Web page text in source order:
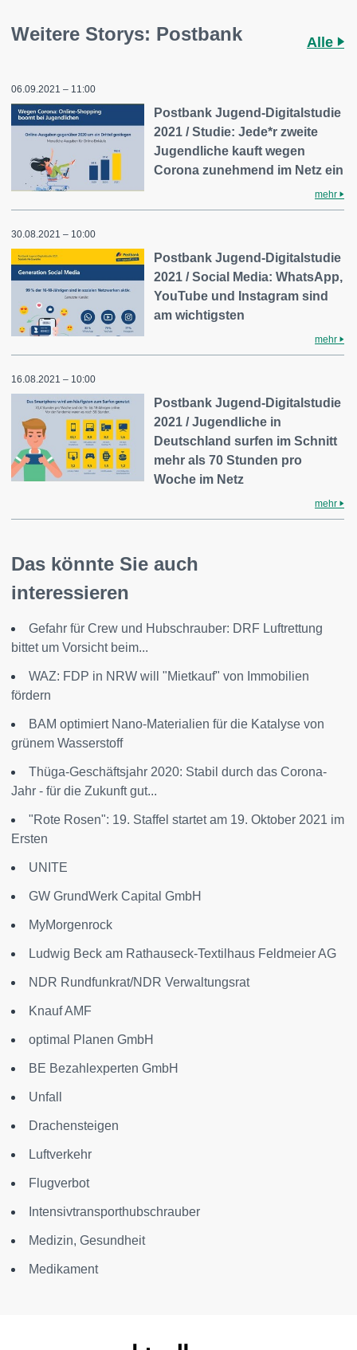
Weitere Storys: Postbank Alle
06.09.2021 – 11:00
Postbank Jugend-Digitalstudie
2021 / Studie: Jede*r zweite
Jugendliche kauft wegen
Corona zunehmend im Netz ein
mehr
30.08.2021 – 10:00
Postbank Jugend-Digitalstudie
2021 / Social Media: WhatsApp,
YouTube und Instagram sind
am wichtigsten
mehr
16.08.2021 – 10:00
Postbank Jugend-Digitalstudie
2021 / Jugendliche in
Deutschland surfen im Schnitt
mehr als 70 Stunden pro
Woche im Netz
mehr
Das könnte Sie auch
interessieren
Gefahr für Crew und Hubschrauber: DRF Luftrettung
bittet um Vorsicht beim...
WAZ: FDP in NRW will "Mietkauf" von Immobilien
fördern
BAM optimiert Nano-Materialien für die Katalyse von
grünem Wasserstoff
Thüga-Geschäftsjahr 2020: Stabil durch das Corona-
Jahr - für die Zukunft gut...
"Rote Rosen": 19. Staffel startet am 19. Oktober 2021 im
Ersten
UNITE
GW GrundWerk Capital GmbH
MyMorgenrock
Ludwig Beck am Rathauseck-Textilhaus Feldmeier AG
NDR Rundfunkrat/NDR Verwaltungsrat
Knauf AMF
optimal Planen GmbH
BE Bezahlexperten GmbH
Unfall
Drachensteigen
Luftverkehr
Flugverbot
Intensivtransporthubschrauber
Medizin, Gesundheit
Medikament